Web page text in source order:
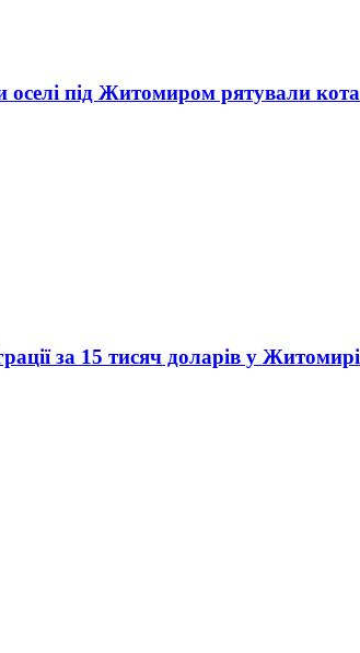
оселі під Житомиром рятували кота
за 15 тисяч доларів у Житомирі